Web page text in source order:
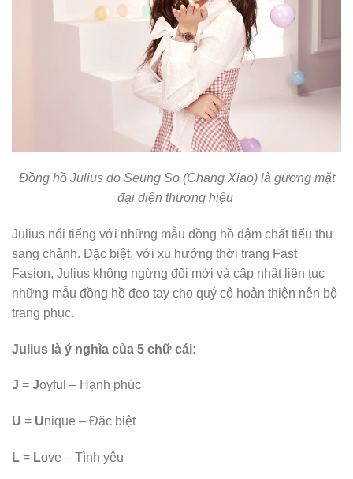
Đồng hồ Julius do Seung So (Chang Xiao) là gương mặt
đại diện thương hiệu
Julius nổi tiếng với những mẫu đồng hồ đậm chất tiểu thư
sang chảnh. Đặc biệt, với xu hướng thời trang Fast
Fasion, Julius không ngừng đổi mới và cập nhật liên tục
những mẫu đồng hồ đeo tay cho quý cô hoàn thiện nên bộ
trang phục.
Julius là ý nghĩa của 5 chữ cái:
J = Joyful – Hạnh phúc
U = Unique – Đặc biệt
L = Love – Tình yêu